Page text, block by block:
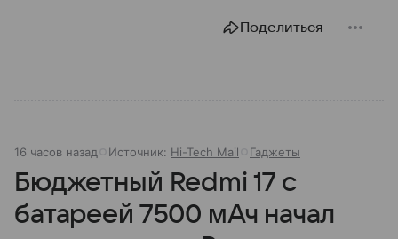
Поделиться
16 часов назад Источник: Hi-Tech Mail Гаджеты
Бюджетный Redmi 17 с
батареей 7500 мАч начал